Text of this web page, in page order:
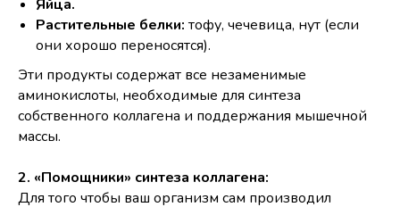
Яйца.
Растительные белки: тофу, чечевица, нут (если
они хорошо переносятся).
Эти продукты содержат все незаменимые
аминокислоты, необходимые для синтеза
собственного коллагена и поддержания мышечной
массы.
2. «Помощники» синтеза коллагена:
Для того чтобы ваш организм сам производил